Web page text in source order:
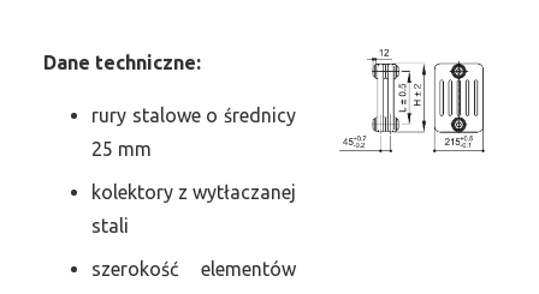
Dane techniczne:
rury stalowe o średnicy
25 mm
kolektory z wytłaczanej
stali
szerokość elementów